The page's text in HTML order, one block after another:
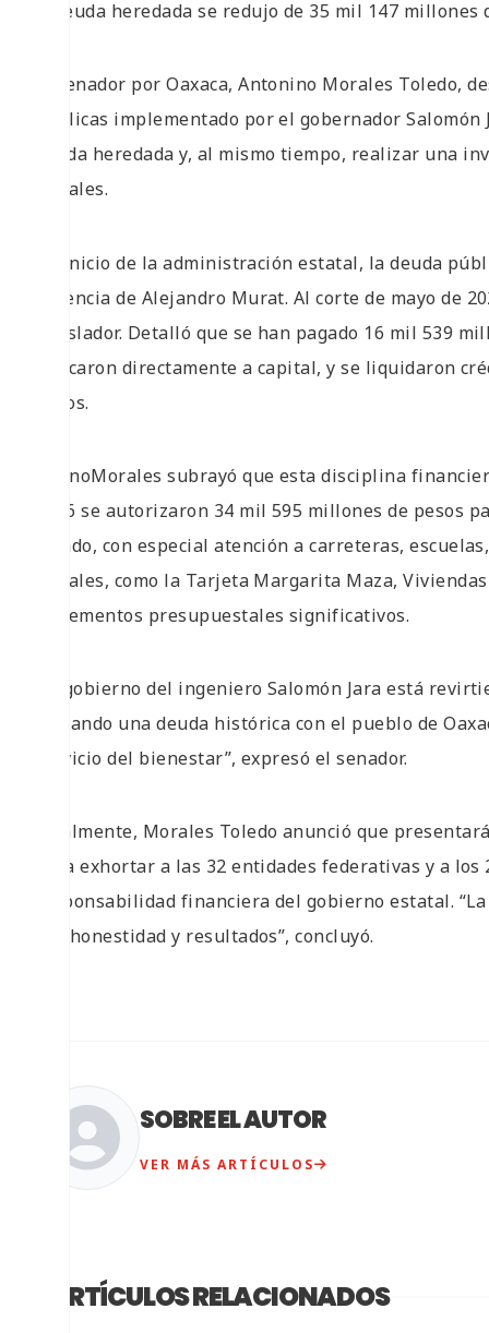
* Deuda heredada se redujo de 35 mil 147
El senador por Oaxaca, Antonino Morales Toledo,
públicas implementado por el gobernador
deuda heredada y, al mismo tiempo, realizar una
sociales.
“Al inicio de la administración estatal, la deuda
herencia de Alejandro Murat. Al corte de mayo de
legislador. Detalló que se han pagado 16 mil 539
aplicaron directamente a capital, y se liquidaron
pesos.
#NinoMorales subrayó que esta disciplina
2026 se autorizaron 34 mil 595 millones de pesos
estado, con especial atención a carreteras,
sociales, como la Tarjeta Margarita Maza,
incrementos presupuestales significativos.
“El gobierno del ingeniero Salomón Jara está
saldando una deuda histórica con el pueblo de
servicio del bienestar”, expresó el senador.
Finalmente, Morales Toledo anunció que
para exhortar a las 32 entidades federativas y a
responsabilidad financiera del gobierno estatal.
con honestidad y resultados”, concluyó.
SOBRE EL AUTOR
VER MÁS ARTÍCULOS
ARTÍCULOS RELACIONADOS